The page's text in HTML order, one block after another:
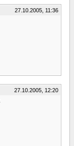
27.10.2005, 11:36
27.10.2005, 12:20